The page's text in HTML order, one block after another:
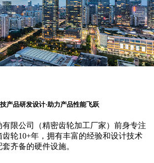
产品研发设计·助力产品性能飞跃
有限公司（精密齿轮加工厂家）前身专注
轮10+年，拥有丰富的经验和设计技术
齐备的硬件设施。